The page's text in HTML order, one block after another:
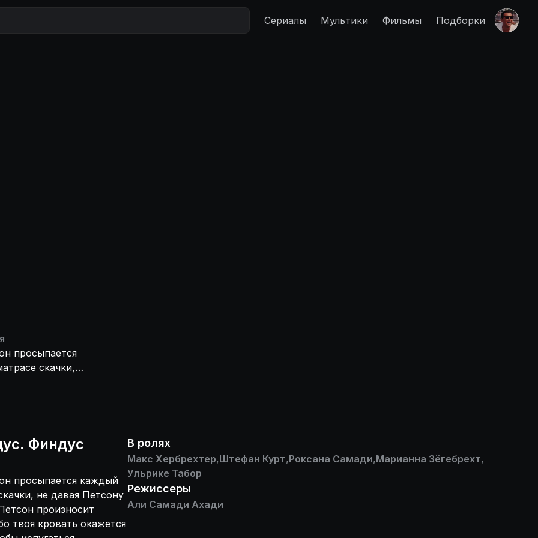
Сериалы Мультики Фильмы Подборки
просыпается
скачки,
Петсон
котенок
но и
словом,
никогда не
Финдус
просыпается каждый
не давая Петсону
произносит
твоя кровать окажется
В ролях
Макс Хербрехтер,Штефан Курт,Роксана Самади,Марианна Зёгебрехт,
Ульрике Табор
Режиссеры
Али Самади Ахади